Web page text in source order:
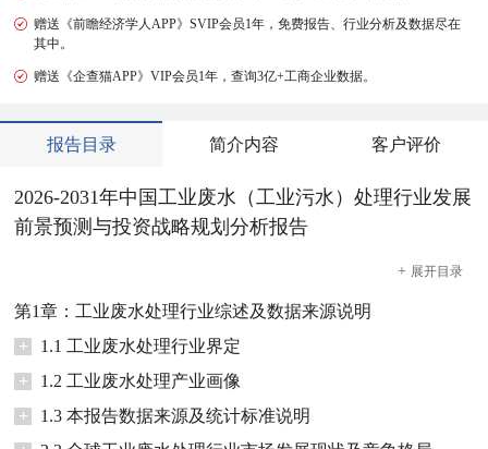
赠送《前瞻经济学人APP》SVIP会员1年，免费报告、行业分析及数据尽在
其中。
赠送《企查猫APP》VIP会员1年，查询3亿+工商企业数据。
报告目录 简介内容 客户评价
2026-2031年中国工业废水（工业污水）处理行业发展
前景预测与投资战略规划分析报告
+ 展开目录
第1章：工业废水处理行业综述及数据来源说明
+
1.1 工业废水处理行业界定
+
1.2 工业废水处理产业画像
+
1.3 本报告数据来源及统计标准说明